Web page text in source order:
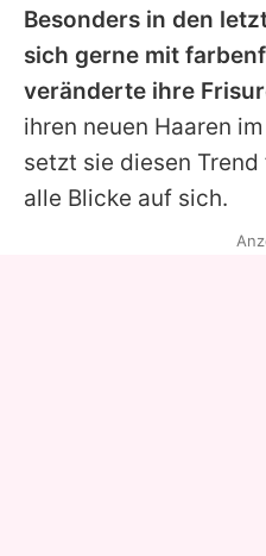
Besonders in den
sich gerne mit
veränderte ihre
ihren neuen Haaren
setzt sie diesen
alle Blicke auf sich.